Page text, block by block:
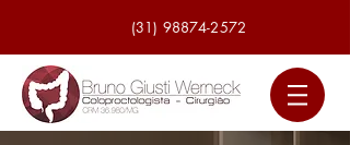
(31) 98874-2572